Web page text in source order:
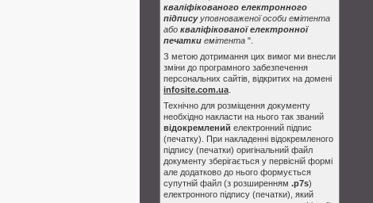
кваліфікованого електронного
підписууповноваженої особи емітента
або кваліфікованої електронної
печатки емітента ".
З метою дотримання цих вимог ми внесли
зміни до програмного забезпечення
персональних сайтів, відкритих на домені
infosite.com.ua
Технічно для розміщення документу
необхідно накласти на нього так званий
відокремлений електронний підпис
(печатку). При накладенні відокремленого
підпису (печатки) оригінальний файл
документу зберігається у первісній формі
але додатково до нього формується
супутній файл (з розширенням .p7s)
електронного підпису (печатки), який